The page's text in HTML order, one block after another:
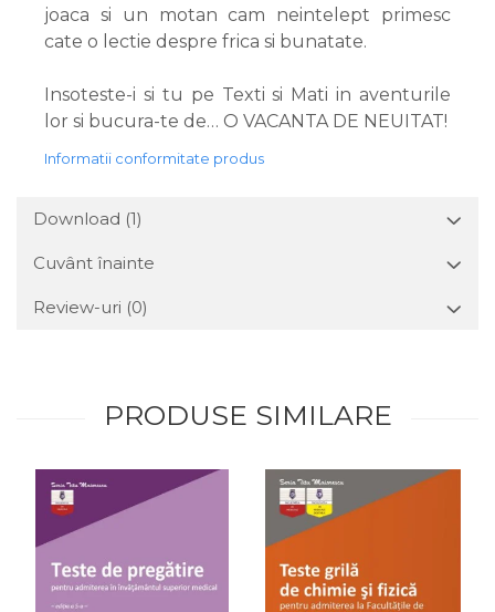
joaca si un motan cam neintelept primesc
cate o lectie despre frica si bunatate.
Insoteste-i si tu pe Texti si Mati in aventurile
lor si bucura-te de… O VACANTA DE NEUITAT!
Informatii conformitate produs
Download (1)
Cuvânt înainte
Review-uri (0)
PRODUSE SIMILARE